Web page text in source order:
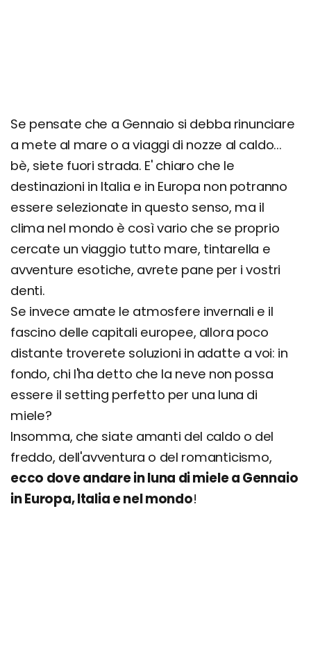
Se pensate che a Gennaio si debba rinunciare
a mete al mare o a viaggi di nozze al caldo...
bè, siete fuori strada. E' chiaro che le
destinazioni in Italia e in Europa non potranno
essere selezionate in questo senso, ma il
clima nel mondo è così vario che se proprio
cercate un viaggio tutto mare, tintarella e
avventure esotiche, avrete pane per i vostri
denti.
Se invece amate le atmosfere invernali e il
fascino delle capitali europee, allora poco
distante troverete soluzioni in adatte a voi: in
fondo, chi l'ha detto che la neve non possa
essere il setting perfetto per una luna di
miele?
Insomma, che siate amanti del caldo o del
freddo, dell'avventura o del romanticismo,
ecco dove andare in luna di miele a Gennaio
in Europa, Italia e nel mondo!